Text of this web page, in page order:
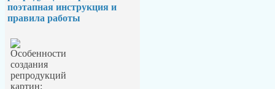
поэтапная инструкция и
правила работы